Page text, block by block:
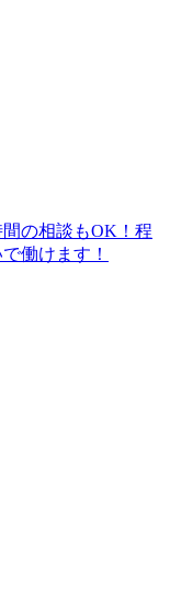
の相談もOK！程
働けます！